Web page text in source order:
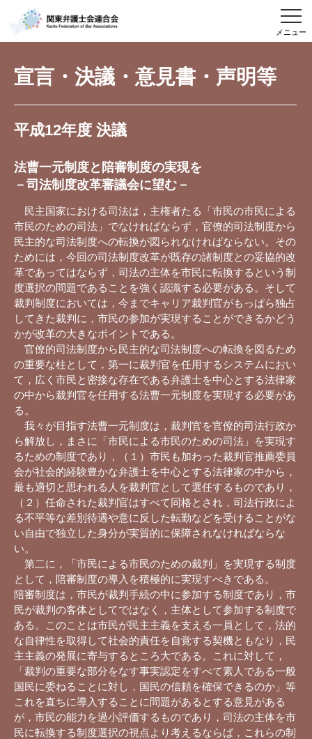
メニュー
宣言・決議・意見書・声明等
平成12年度 決議
法曹一元制度と陪審制度の実現を
－司法制度改革審議会に望む－
民主国家における司法は，主権者たる「市民の市民による
市民のための司法」でなければならず，官僚的司法制度から
民主的な司法制度への転換が図られなければならない。その
ためには，今回の司法制度改革が既存の諸制度との妥協的改
革であってはならず，司法の主体を市民に転換するという制
度選択の問題であることを強く認識する必要がある。そして
裁判制度においては，今までキャリア裁判官がもっぱら独占
してきた裁判に，市民の参加が実現することができるかどう
かが改革の大きなポイントである。
官僚的司法制度から民主的な司法制度への転換を図るため
の重要な柱として，第一に裁判官を任用するシステムにおい
て，広く市民と密接な存在である弁護士を中心とする法律家
の中から裁判官を任用する法曹一元制度を実現する必要があ
る。
我々が目指す法曹一元制度は，裁判官を官僚的司法行政か
ら解放し，まさに「市民による市民のための司法」を実現す
るための制度であり，（１）市民も加わった裁判官推薦委員
会が社会的経験豊かな弁護士を中心とする法律家の中から，
最も適切と思われる人を裁判官として選任するものであり，
（２）任命された裁判官はすべて同格とされ，司法行政によ
る不平等な差別待遇や意に反した転勤などを受けることがな
い自由で独立した身分が実質的に保障されなければならな
い。
第二に，「市民による市民のための裁判」を実現する制度
として，陪審制度の導入を積極的に実現すべきである。
陪審制度は，市民が裁判手続の中に参加する制度であり，市
民が裁判の客体としてではなく，主体として参加する制度で
ある。このことは市民が民主主義を支える一員として，法的
な自律性を取得して社会的責任を自覚する契機ともなり，民
主主義の発展に寄与するところ大である。これに対して，
「裁判の重要な部分をなす事実認定をすべて素人である一般
国民に委ねることに対し，国民の信頼を確保できるのか」等
これを直ちに導入することに問題があるとする意見がある
が，市民の能力を過小評価するものであり，司法の主体を市
民に転換する制度選択の視点より考えるならば，これらの制